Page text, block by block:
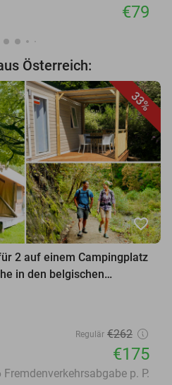
€79
Österreich:
33%
favorite_border
2 auf einem Campingplatz
in den belgischen
Regulär €262
€175
Fremdenverkehrsabgabe p. P.